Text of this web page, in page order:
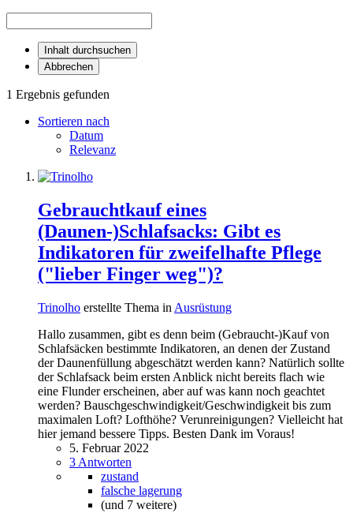
Inhalt durchsuchen
Abbrechen
1 Ergebnis gefunden
Sortieren nach
Datum
Relevanz
Gebrauchtkauf eines
(Daunen-)Schlafsacks: Gibt es
Indikatoren für zweifelhafte Pflege
("lieber Finger weg")?
Trinolho erstellte Thema in Ausrüstung
Hallo zusammen, gibt es denn beim (Gebraucht-)Kauf von
Schlafsäcken bestimmte Indikatoren, an denen der Zustand
der Daunenfüllung abgeschätzt werden kann? Natürlich sollte
der Schlafsack beim ersten Anblick nicht bereits flach wie
eine Flunder erscheinen, aber auf was kann noch geachtet
werden? Bauschgeschwindigkeit/Geschwindigkeit bis zum
maximalen Loft? Lofthöhe? Verunreinigungen? Vielleicht hat
hier jemand bessere Tipps. Besten Dank im Voraus!
5. Februar 2022
3 Antworten
zustand
falsche lagerung
(und 7 weitere)